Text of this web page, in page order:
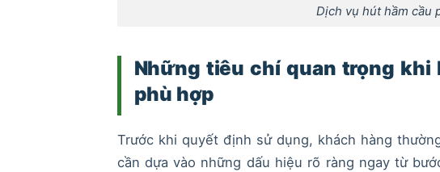
Dịch vụ hút hầm cầu
Những tiêu chí quan trọng
phù hợp
Trước khi quyết định sử dụng, khách hàng
cần dựa vào những dấu hiệu rõ ràng ngay từ